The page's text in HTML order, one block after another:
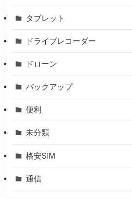
タブレット
ドライブレコーダー
ドローン
バックアップ
便利
未分類
格安SIM
通信